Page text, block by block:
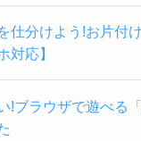
仕分けよう!お片付
対応】
!ブラウザで遊べる